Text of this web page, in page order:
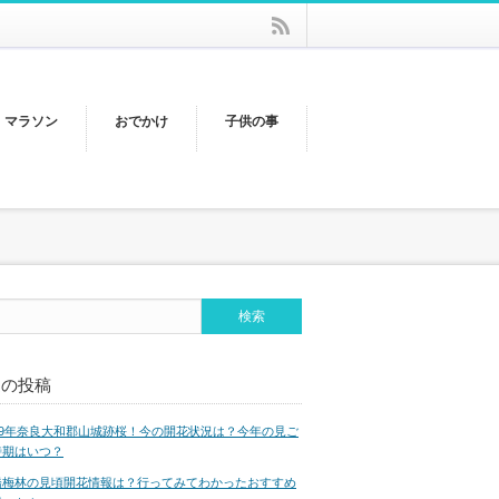
マラソン おでかけ 子供の事
投稿
年奈良大和郡山城跡桜！今の開花状況は？今年の見ご
はいつ？
梅林の見頃開花情報は？行ってみてわかったおすすめ